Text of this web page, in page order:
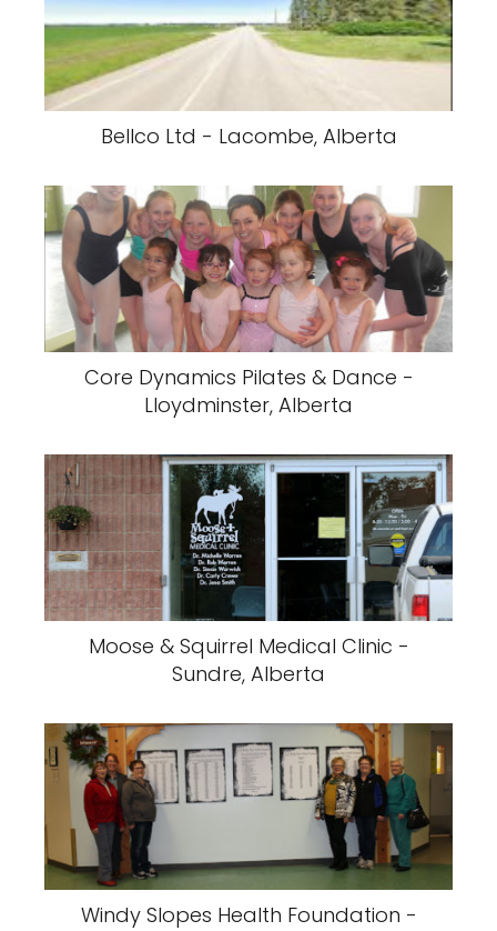
Bellco Ltd - Lacombe, Alberta
Core Dynamics Pilates & Dance -
Lloydminster, Alberta
Moose & Squirrel Medical Clinic -
Sundre, Alberta
Windy Slopes Health Foundation -